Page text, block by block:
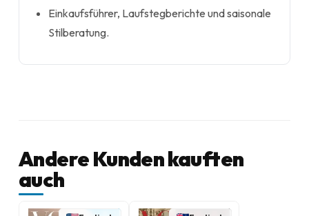
Einkaufsführer, Laufstegberichte und saisonale
Stilberatung.
Andere Kunden kauften
auch